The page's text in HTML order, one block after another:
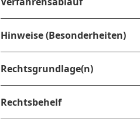
Hinweise (Besonderheiten)
Rechtsgrundlage(n)
Rechtsbehelf